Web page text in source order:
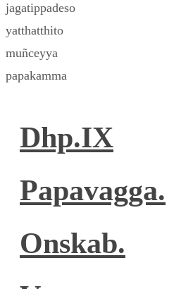
jagatippadeso
yatthatthito
muñceyya
papakamma
Dhp.IX
Papavagga.
Onskab.